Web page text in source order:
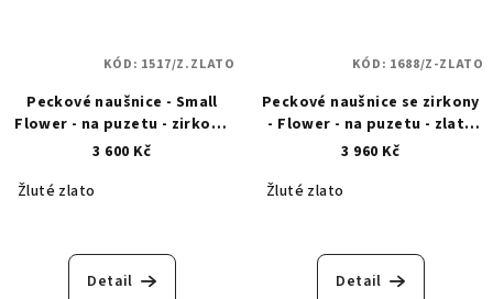
Peckové naušnice - Small
Flower - na puzetu - zirkon -
zlaté 1517
3 600 Kč
Žluté zlato
Detail
KÓD: 1517/Z.ZLATO
Peckové naušnice se zirkony
- Flower - na puzetu - zlaté
1688
3 960 Kč
Žluté zlato
Detail
KÓD: 1688/Z-ZLATO